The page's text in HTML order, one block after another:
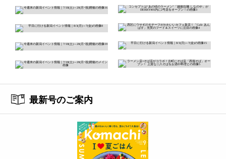
最新号のご案内